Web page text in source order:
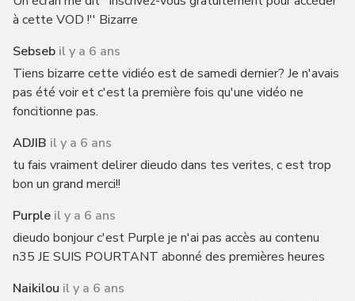
à cette VOD !'' Bizarre
Sebseb il y a 6 ans
Tiens bizarre cette vidiéo est de samedi dernier? Je n'avais
pas été voir et c'est la première fois qu'une vidéo ne
foncitionne pas.
ADJIB il y a 6 ans
tu fais vraiment delirer dieudo dans tes verites, c est trop
bon un grand merci!!
Purple il y a 6 ans
dieudo bonjour c'est Purple je n'ai pas accès au contenu
n35 JE SUIS POURTANT abonné des premières heures
Naikilou il y a 6 ans